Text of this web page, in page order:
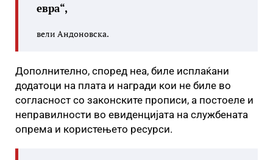
евра“,
вели Андоновска.
Дополнително, според неа, биле исплаќани
додатоци на плата и награди кои не биле во
согласност со законските прописи, а постоеле и
неправилности во евиденцијата на службената
опрема и користењето ресурси.